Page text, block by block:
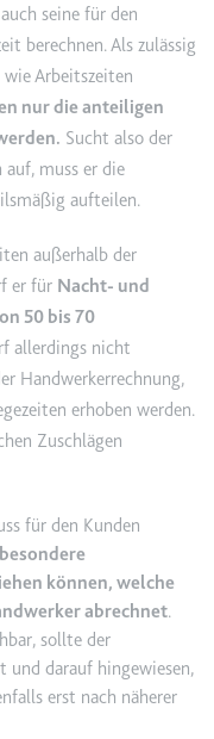
die
mit
zu
die
mit
zu
seine für den
berechnen. Als zulässig
wie Arbeitszeiten
nur die anteiligen
Sucht also der
auf, muss er die
aufteilen.
außerhalb der
er für Nacht- und
50 bis 70
allerdings nicht
Handwerkerrechnung,
erhoben werden.
Zuschlägen
für den Kunden
können, welche
abrechnet.
sollte der
und darauf hingewiesen,
erst nach näherer